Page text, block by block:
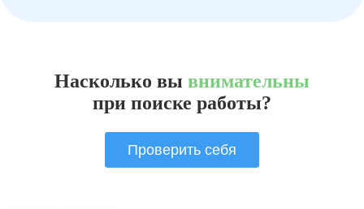
Насколько вы внимательны
при поиске работы?
Проверить себя